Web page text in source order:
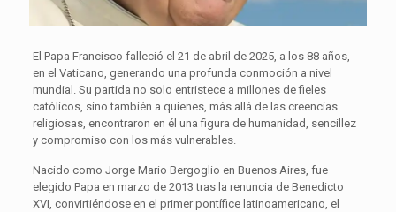
El Papa Francisco falleció el 21 de abril de 2025, a los 88 años,
en el Vaticano, generando una profunda conmoción a nivel
mundial. Su partida no solo entristece a millones de fieles
católicos, sino también a quienes, más allá de las creencias
religiosas, encontraron en él una figura de humanidad, sencillez
y compromiso con los más vulnerables.
Nacido como Jorge Mario Bergoglio en Buenos Aires, fue
elegido Papa en marzo de 2013 tras la renuncia de Benedicto
XVI, convirtiéndose en el primer pontífice latinoamericano, el